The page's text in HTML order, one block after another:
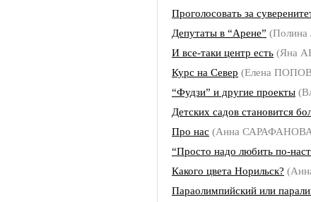
Проголосовать за
Депутаты в “Арене”
И все-таки центр есть (Яна
Курс на Север (Елена
“Фудзи” и другие проекты
Детских садов становится
Про нас (Анна
“Просто надо любить по-
Какого цвета Норильск?
Параолимпийский или